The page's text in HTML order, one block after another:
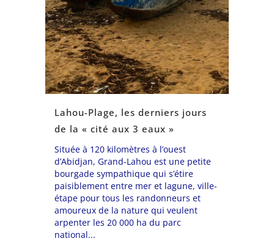
Lahou-Plage, les derniers jours
de la « cité aux 3 eaux »
Située à 120 kilomètres à l’ouest
d’Abidjan, Grand-Lahou est une petite
bourgade sympathique qui s’étire
paisiblement entre mer et lagune, ville-
étape pour tous les randonneurs et
amoureux de la nature qui veulent
arpenter les 20 000 ha du parc
national...